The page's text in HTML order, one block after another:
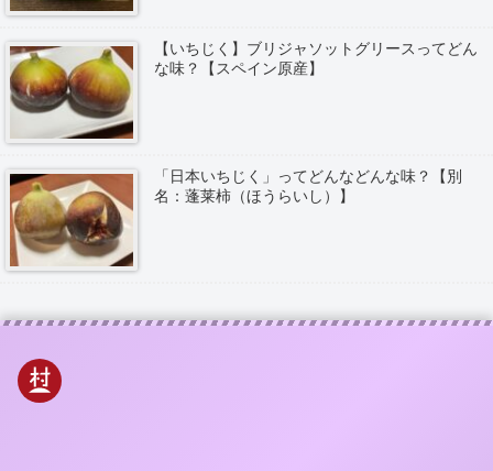
【いちじく】ブリジャソットグリースってどん
な味？【スペイン原産】
「日本いちじく」ってどんなどんな味？【別
名：蓬莱柿（ほうらいし）】